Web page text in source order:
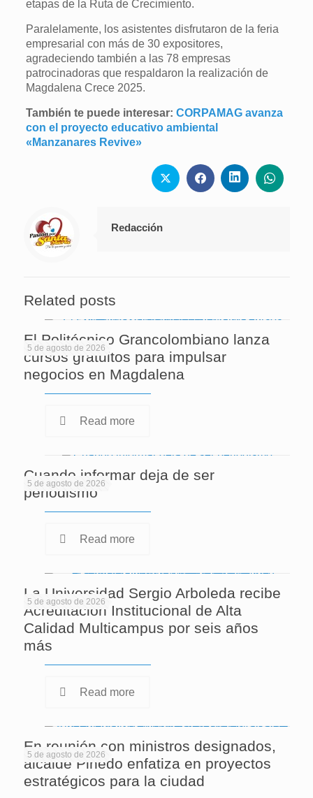
etapas de la Ruta de Crecimiento.
Paralelamente, los asistentes disfrutaron de la feria
empresarial con más de 30 expositores,
agradeciendo también a las 78 empresas
patrocinadoras que respaldaron la realización de
Magdalena Crece 2025.
También te puede interesar:CORPAMAG avanza
con el proyecto educativo ambiental
«Manzanares Revive»
Redacción
Related posts
5 de agosto de 2026
El Politécnico Grancolombiano lanza
cursos gratuitos para impulsar
negocios en Magdalena
Read more
5 de agosto de 2026
Cuando informar deja de ser
periodismo
Read more
5 de agosto de 2026
La Universidad Sergio Arboleda recibe
Acreditación Institucional de Alta
Calidad Multicampus por seis años
más
Read more
5 de agosto de 2026
En reunión con ministros designados,
alcalde Pinedo enfatiza en proyectos
estratégicos para la ciudad